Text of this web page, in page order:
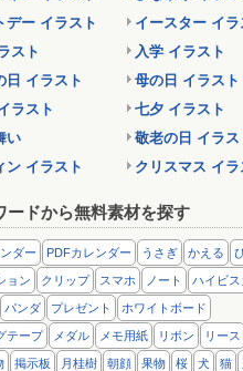
デー イラスト
イースター イラ
スト
入学 イラスト
日 イラスト
母の日 イラスト
ラスト
七夕 イラスト
い
敬老の日 イラス
ン イラスト
クリスマス イラ
ードから無料素材を探す
ダー PDFカレンダー うさぎ かえる
ョン クリップ スマホ ノート ハイビス
パンダ プレゼント ホワイトボード
テープ メダル メモ用紙 リボン リース
掲示板 月桂樹 朝顔 果物 桜 犬 猫